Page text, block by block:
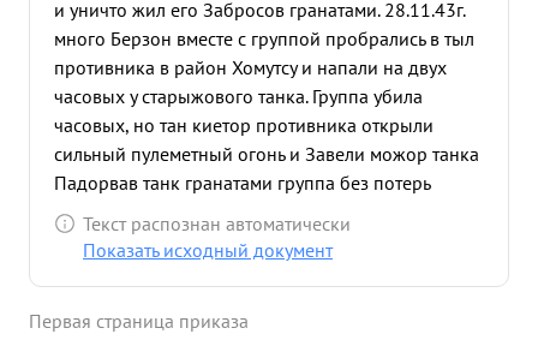
и уничто жил его Забросов гранатами. 28.11.43г.
много Берзон вместе с группой пробрались в тыл
противника в район Хомутсу и напали на двух
часовых у старыжового танка. Группа убила
часовых, но тан киетор противника открыли
сильный пулеметный огонь и Завели можор танка
Падорвав танк гранатами группа без потерь
вернулась в свое расположение. В ночь на
2.12.43г. рядовой Берзин вместе с гру той
засаду ни дорога Вильшка Хомутец. через
Текст распознан автоматически
Показать исходный документ
Первая страница приказа